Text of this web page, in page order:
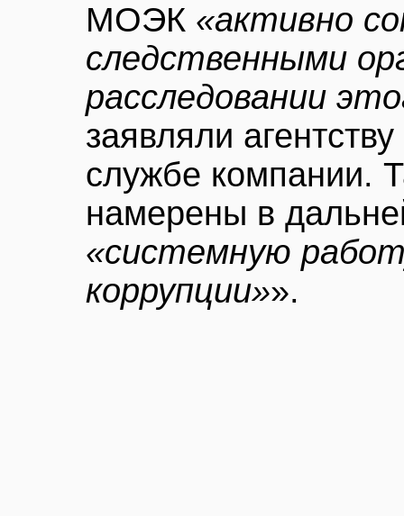
МОЭК «активно
следственными
расследовании
заявляли агентству
службе компании.
намерены в
«системную
коррупции»».